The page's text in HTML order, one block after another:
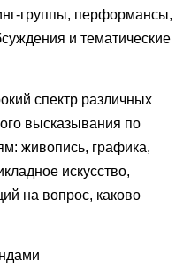
группы, перформансы,
и тематические
спектр различных
высказывания по
живопись, графика,
искусство,
на вопрос, каково